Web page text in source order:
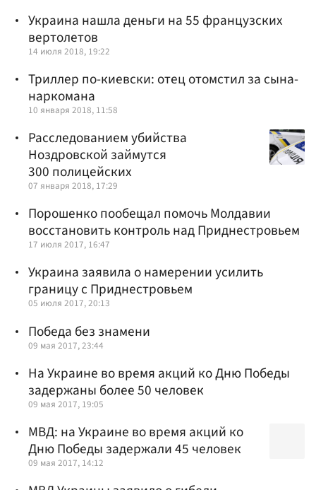
Украина нашла деньги на 55 французских
вертолетов
14 июля 2018, 19:22
Триллер по-киевски: отец отомстил за сына-
наркомана
10 января 2018, 11:58
Расследованием убийства
Ноздровской займутся
300 полицейских
07 января 2018, 17:29
Порошенко пообещал помочь Молдавии
восстановить контроль над Приднестровьем
17 июля 2017, 16:47
Украина заявила о намерении усилить
границу с Приднестровьем
05 июля 2017, 20:13
Победа без знамени
09 мая 2017, 23:44
На Украине во время акций ко Дню Победы
задержаны более 50 человек
09 мая 2017, 19:05
МВД: на Украине во время акций ко
Дню Победы задержали 45 человек
09 мая 2017, 14:12